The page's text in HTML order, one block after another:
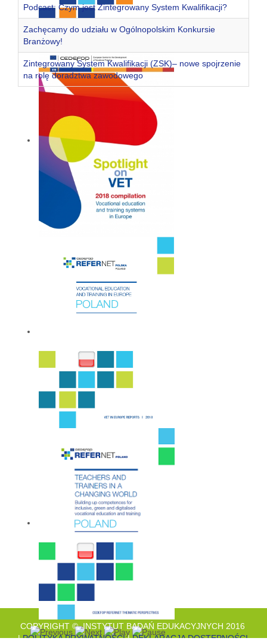
Podcast: Czym jest Zintegrowany System Kwalifikacji?
Zachęcamy do udziału w Ogólnopolskim Konkursie
Branżowy!
Zintegrowany System Kwalifikacji (ZSK)– nowe spojrzenie
na rolę doradztwa zawodowego
COPYRIGHT © INSTYTUT BADAŃ EDUKACYJNYCH 2016
|POLITYKA PRYWATNOŚCI|DEKLARACJA DOSTĘPNOŚCI